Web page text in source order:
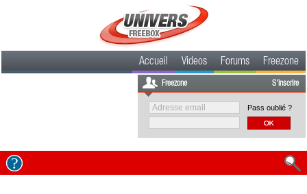
Accueil Videos Forums Freezone
Freezone S'inscrire
Pass oublié ?